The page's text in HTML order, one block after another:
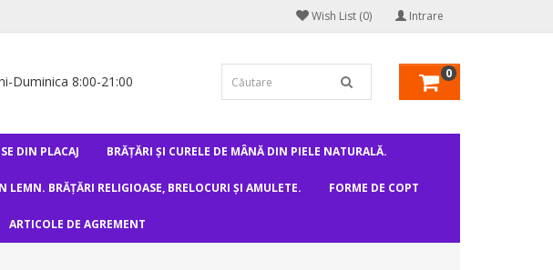
Intrare
Wish List (0)
Duminica 8:00-21:00 0
DIN PLACAJ BRĂȚĂRI ȘI CURELE DE MÂNĂ DIN PIELE NATURALĂ.
LEMN. BRĂȚĂRI RELIGIOASE, BRELOCURI ȘI AMULETE. FORME DE COPT
ARTICOLE DE AGREMENT